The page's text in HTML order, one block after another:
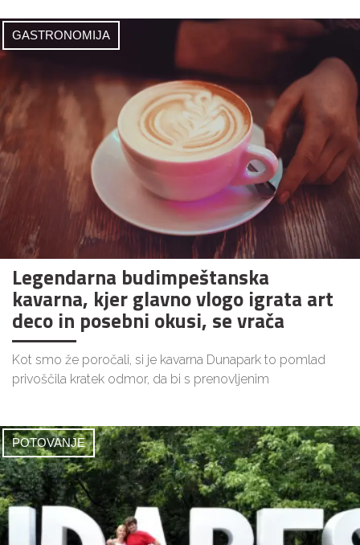
GASTRONOMIJA
Legendarna budimpeštanska
kavarna, kjer glavno vlogo igrata art
deco in posebni okusi, se vrača
Kot smo že poročali, si je kavarna Dunapark to pomlad
privoščila kratek odmor, da bi s prenovljenim
POTOVANJE